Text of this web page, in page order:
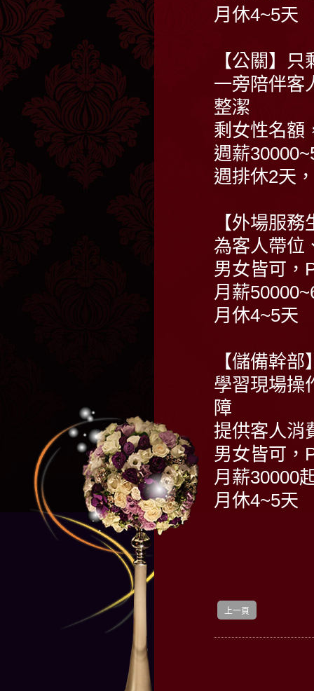
月休4~5天
【公關】
一旁陪伴
整潔
剩女性名額
週薪
週排休2天
【外場服
為客人帶
男女皆可，
月薪
月休4~5天
【儲備幹
學習現場操
障
提供客人消
男女皆可，
月薪30000
月休4~5天
上一頁